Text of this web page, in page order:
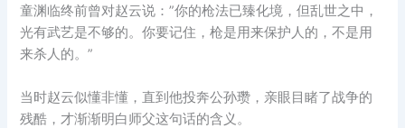
童渊临终前曾对赵云说：”你的枪法已臻化境，但乱世之中，
光有武艺是不够的。你要记住，枪是用来保护人的，不是用
来杀人的。”
当时赵云似懂非懂，直到他投奔公孙瓒，亲眼目睹了战争的
残酷，才渐渐明白师父这句话的含义。